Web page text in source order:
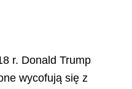
r. Donald Trump
wycofują się z